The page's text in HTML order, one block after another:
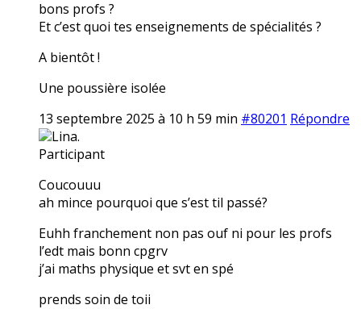
bons profs ?
Et c’est quoi tes enseignements de spécialités ?
A bientôt !
Une poussière isolée
13 septembre 2025 à 10 h 59 min #80201 Répondre
Lina.
Participant
Coucouuu
ah mince pourquoi que s’est til passé?
Euhh franchement non pas ouf ni pour les profs
l’edt mais bonn cpgrv
j’ai maths physique et svt en spé
prends soin de toii